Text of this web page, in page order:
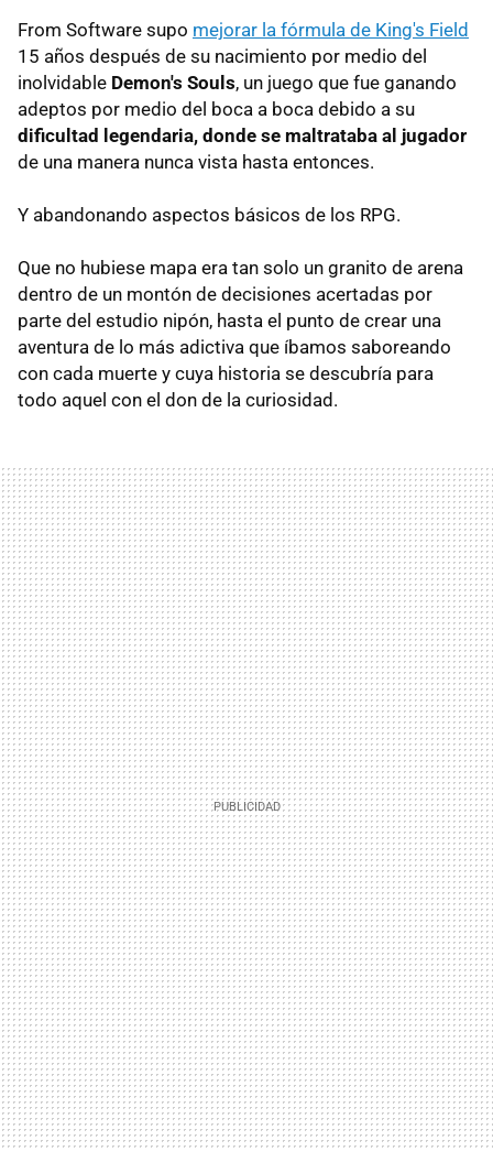
From Software supo mejorar la fórmula de King's Field
15 años después de su nacimiento por medio del
inolvidable Demon's Souls, un juego que fue ganando
adeptos por medio del boca a boca debido a su
dificultad legendaria, donde se maltrataba al jugador
de una manera nunca vista hasta entonces.
Y abandonando aspectos básicos de los RPG.
Que no hubiese mapa era tan solo un granito de arena
dentro de un montón de decisiones acertadas por
parte del estudio nipón, hasta el punto de crear una
aventura de lo más adictiva que íbamos saboreando
con cada muerte y cuya historia se descubría para
todo aquel con el don de la curiosidad.